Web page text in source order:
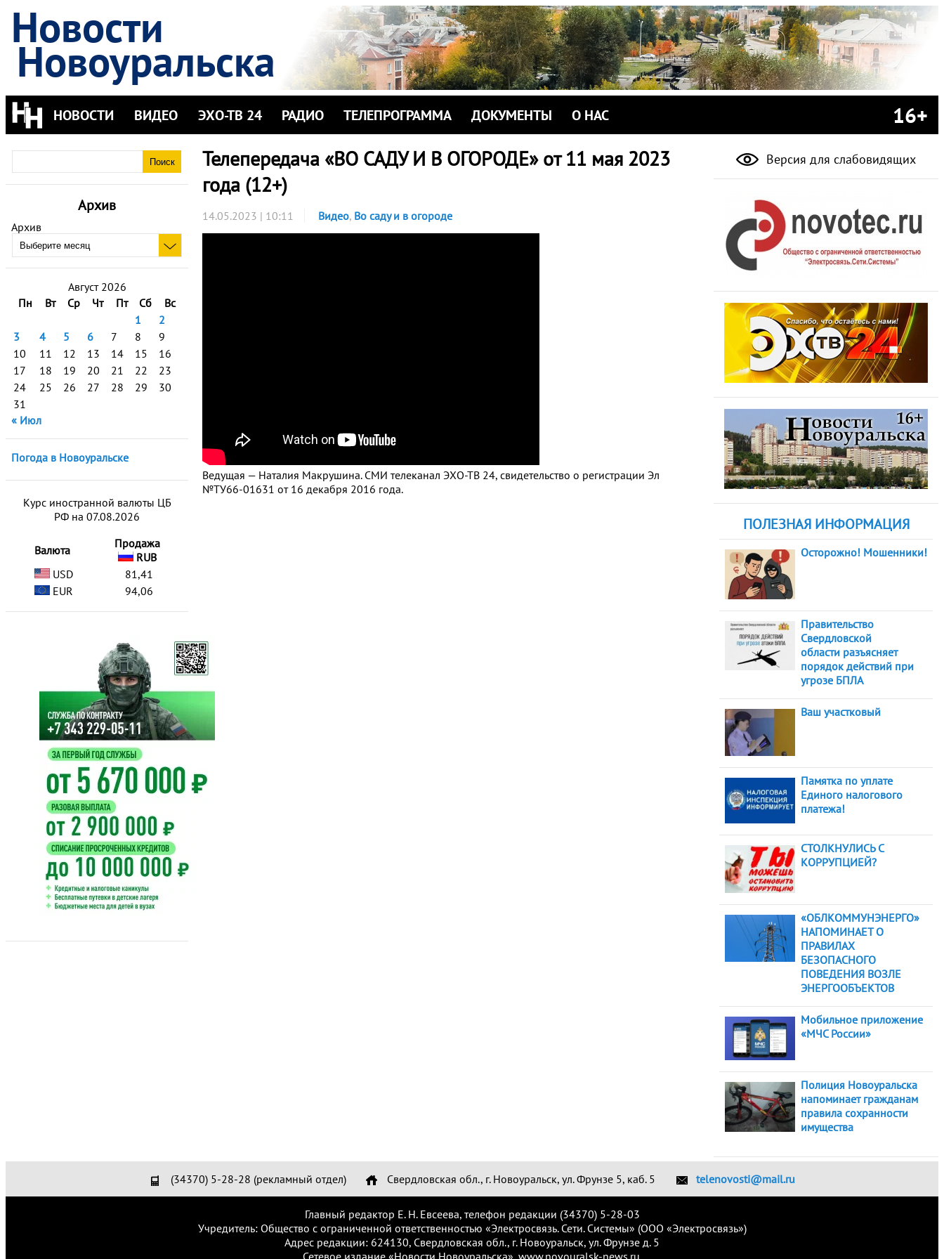
Новости
Новоуральска
НОВОСТИ ВИДЕО ЭХО-ТВ 24 РАДИО ТЕЛЕПРОГРАММА ДОКУМЕНТЫ О НАС 16+
Архив
Архив
Август 2026
Пн
Вт Ср Чт Пт Сб
Вс
1
2
3
4 5 6 7 8
9
10
11 12 13 14 15
16
17
18 19 20 21 22
23
24
25 26 27 28 29
30
31
« Июл
Погода в Новоуральске
Курс иностранной валюты ЦБ
РФ на 07.08.2026
Валюта
Продажа
RUB
USD
81,41
EUR
94,06
Телепередача «ВО САДУ И В ОГОРОДЕ» от 11 мая 2023
года (12+)
14.05.2023 | 10:11 Видео, Во саду и в огороде
Ведущая — Наталия Макрушина. СМИ телеканал ЭХО-ТВ 24, свидетельство о регистрации Эл
№ТУ66-01631 от 16 декабря 2016 года.
Версия для слабовидящих
ПОЛЕЗНАЯ ИНФОРМАЦИЯ
Осторожно! Мошенники!
Правительство
Свердловской
области разъясняет
порядок действий при
угрозе БПЛА
Ваш участковый
Памятка по уплате
Единого налогового
платежа!
СТОЛКНУЛИСЬ С
КОРРУПЦИЕЙ?
«ОБЛКОММУНЭНЕРГО»
НАПОМИНАЕТ О
ПРАВИЛАХ
БЕЗОПАСНОГО
ПОВЕДЕНИЯ ВОЗЛЕ
ЭНЕРГООБЪЕКТОВ
Мобильное приложение
«МЧС России»
Полиция Новоуральска
напоминает гражданам
правила сохранности
имущества
(34370) 5-28-28 (рекламный отдел) Свердловская обл., г. Новоуральск, ул. Фрунзе 5, каб. 5 telenovosti@mail.ru
Главный редактор Е. Н. Евсеева, телефон редакции (34370) 5-28-03
Учредитель: Общество с ограниченной ответственностью «Электросвязь. Сети. Системы» (ООО «Электросвязь»)
Адрес редакции: 624130, Свердловская обл., г. Новоуральск, ул. Фрунзе д. 5